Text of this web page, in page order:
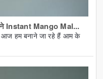
Instant Mango Mal...
हम बनाने जा रहे हैं आम के